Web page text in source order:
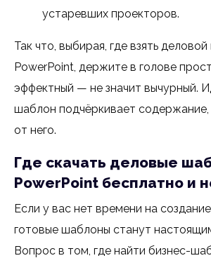
устаревших проекторов.
Так что, выбирая, где взять
PowerPoint, держите в голове
эффектный — не значит вычурный.
шаблон подчёркивает содержание,
от него.
Где скачать деловые
PowerPoint бесплатно и
Если у вас нет времени на
готовые шаблоны станут
Вопрос в том, где найти бизнес-